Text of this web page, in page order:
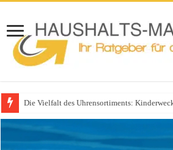
Die Vielfalt des Uhrensortiments: